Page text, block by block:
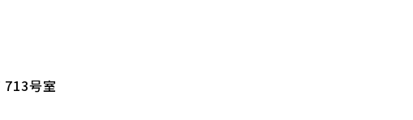
713号室